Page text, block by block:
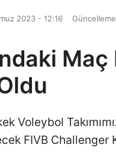
2023 - 12:16
Maç
Voleybol
FIVB Challenger